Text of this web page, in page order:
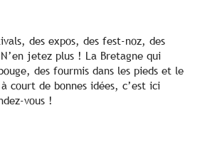
des expos, des fest-noz, des
jetez plus ! La Bretagne qui
des fourmis dans les pieds et le
court de bonnes idées, c’est ici
vous !